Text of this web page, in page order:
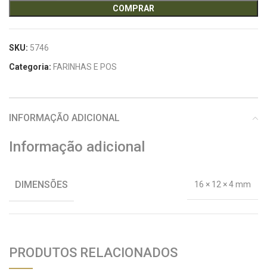
COMPRAR
SKU: 5746
Categoria: FARINHAS E POS
INFORMAÇÃO ADICIONAL
Informação adicional
DIMENSÕES 16 × 12 × 4 mm
PRODUTOS RELACIONADOS